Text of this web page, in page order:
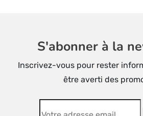
S'abonner à la
Inscrivez-vous pour rester
être averti des